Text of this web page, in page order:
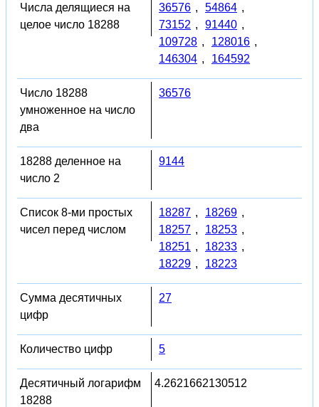
Числа делящиеся на
целое число 18288
36576 , 54864 ,
73152 , 91440 ,
109728 , 128016 ,
146304 , 164592
Число 18288
умноженное на число
два
36576
18288 деленное на
число 2
9144
Список 8-ми простых
чисел перед числом
18287 , 18269 ,
18257 , 18253 ,
18251 , 18233 ,
18229 , 18223
Сумма десятичных
цифр
27
Количество цифр 5
Десятичный логарифм
18288
4.2621662130512